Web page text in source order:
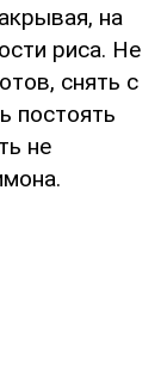
на
риса. Не
снять с
постоять
не